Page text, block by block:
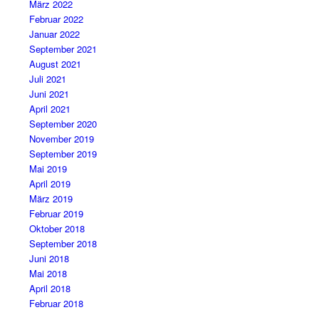
März 2022
Februar 2022
Januar 2022
September 2021
August 2021
Juli 2021
Juni 2021
April 2021
September 2020
November 2019
September 2019
Mai 2019
April 2019
März 2019
Februar 2019
Oktober 2018
September 2018
Juni 2018
Mai 2018
April 2018
Februar 2018